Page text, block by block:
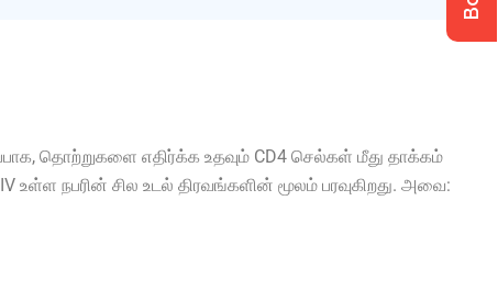
தொற்றுகளை எதிர்க்க உதவும் CD4 செல்கள் மீது தாக்கம்
உள்ள நபரின் சில உடல் திரவங்களின் மூலம் பரவுகிறது. அவை: